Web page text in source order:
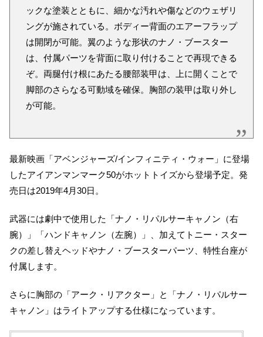
ックな塗装とともに、細かな汚れや傷などのウェザリ
ングが施されている。ボディー背面のエアーフラップ
は開閉が可能。翼のような形状のナノ・ブースター
は、付属パーツを背面に取り付けることで再現できる
ぞ。両腿付け根にあたる腰部装甲は、上に開くことで
脚部のさらなる可動域を確保。胸部の装甲は取り外し
が可能。
最新映画「アベンジャーズ/インフィニティ・ウォー」に登場
したアイアンマンマーク50がホットトイズから登場予定。発
売日は2019年4月30日。
武器には劇中で使用した「ナノ・リパルサーキャノン（右
腕）」「ハンドキャノン（左腕）」、加えてトニー・スター
クの差し替えヘッドやナノ・ブースターパーツ、特性台座が
付属します。
さらに胸部の「アーク・リアクター」と「ナノ・リパルサー
キャノン」はライトアップする仕様になっています。